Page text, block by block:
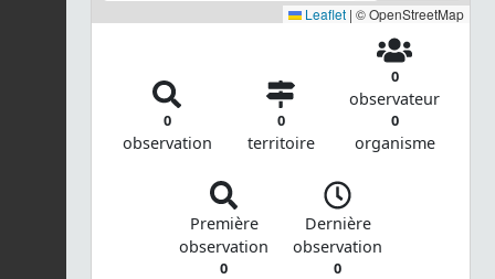
Leaflet | © OpenStreetMap
0
observation
0
territoire
0
observateur
0
organisme
Première
observation
0
Dernière
observation
0